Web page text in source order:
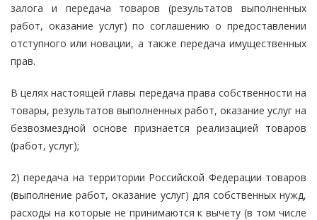
залога и передача товаров (результатов выполненных
работ, оказание услуг) по соглашению о предоставлении
отступного или новации, а также передача имущественных
прав.
В целях настоящей главы передача права собственности на
товары, результатов выполненных работ, оказание услуг на
безвозмездной основе признается реализацией товаров
(работ, услуг);
2) передача на территории Российской Федерации товаров
(выполнение работ, оказание услуг) для собственных нужд,
расходы на которые не принимаются к вычету (в том числе